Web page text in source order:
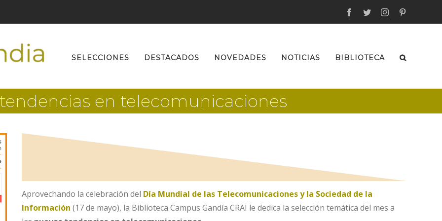
facebook
twitterinstagram
Buscar:
SELECCIONES DESTACADOS NOVEDADES NOTICIAS BIBLIOTECA
en telecomunicaciones
Aprovechando la celebración del Día Mundial de las Telecomunicaciones y la Sociedad de la
Información (17 de mayo), la Biblioteca Campus Gandía CRAI le dedica la selección temática del mes a